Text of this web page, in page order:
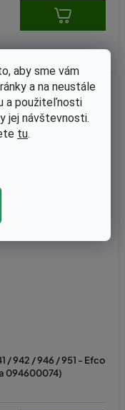
aby sme vám
a na neustále
a použiteľnosti
jej návštevnosti.
tu.
/ 942 / 946 / 951 - Efco
094600074)